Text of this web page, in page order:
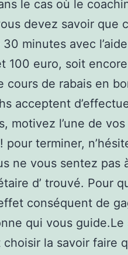
le cas où le
devez savoir que
minutes avec l’aide
100 euro, soit encore
cours de rabais en
acceptent
motivez l’une de vos
pour terminer,
ne vous sentez pas à
d’ trouvé. Pour
conséquent de
qui vous
la savoir faire